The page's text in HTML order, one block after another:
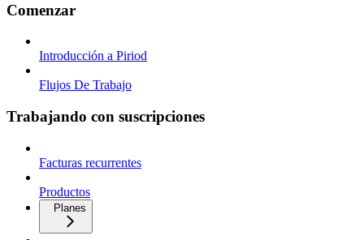
Comenzar
Introducción a Piriod
Flujos De Trabajo
Trabajando con suscripciones
Facturas recurrentes
Productos
Planes